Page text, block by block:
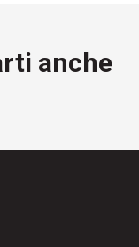
anche